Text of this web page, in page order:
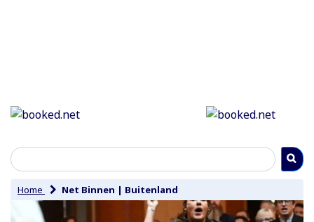
Home Net Binnen | Buitenland